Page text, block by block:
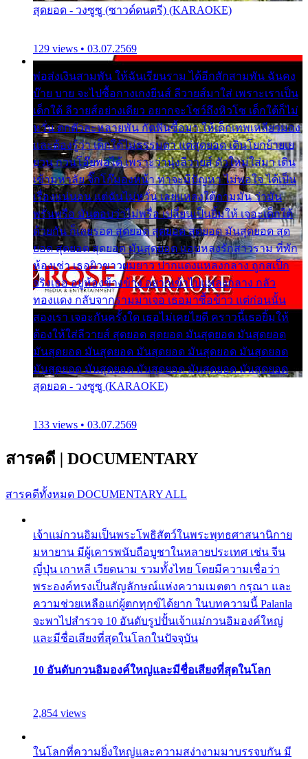
สุดยอด - วงซูซู (ซาวด์ดนตรี) (KARAOKE)
129 views • 03.07.2569
พ่อส่งเงินสามพัน ให้ฉันเรียนราม ได้อีกสักสามพัน ฉันคง
บ๊าย บาย จะไปซื้อกางเกงยีนส์ ลีวายส์มาใส่ เพราะเราเป็น
เด็กใต้ ลีวายส์อย่างเดียว อยากจะโชว์ถึงหิวโซ เด็กใต้ก็ไม่
หวั่น ตกตัวละหลายพัน กัดฟันซื้อมา ให้เด็กเทพเหลียวมอง
และต้องรู้ว่า เด็กใต้ไม่ธรรมดา แต่สุดยอด เดินโยกย้ายเย
ยวน กวนโอ๊ยพอได้ เพราะว่านุ่งลีวายส์ ตัวใหม่ใส่มา เดิน
เข้ามหาลัย จิ๊กโก๊มองหน้า ท่าจะมีปัญหา ไม่พอใจ ได้เป็น
เรื่องแน่นอน แต่ฉันไม่หวั่น เลยแหลงใต้ถามมัน ว่ามัน
พรั่นพรือ มันตอบว่าไม่พรื่อ เปลี่ยนเป็นยิ้มให้ เจอะเด็กใต้
ด้วยกัน ก็เลยรอด สุดยอด สุดยอด สุดยอด มันสุดยอด สุด
ยอด สุดยอด สุดยอด มันสุดยอด แอบหลงรักสาวราม ที่พัก
ห้องเช่า เธอผิวขาวผมยาว ปากแดงแหลงกลาง ถูกสเป็ก
จริงเธอ อยู่ห้องข้างข้าง อยากเข้าไปแหลงกลาง กลัว
ทองแดง กลับจากรามมาเจอ เธอมาซื้อข้าว แต่ก่อนนั้น
สองเรา เจอะกันครั้งใด เธอไม่เคยไยดี คราวนี้เธอยิ้มให้
ต้องให้ใส่ลีวายส์ สุดยอด สุดยอด มันสุดยอด มันสุดยอด
มันสุดยอด มันสุดยอด มันสุดยอด มันสุดยอด มันสุดยอด
มันสุดยอด มันสุดยอด มันสุดยอด มันสุดยอด มันสุดยอด
สุดยอด - วงซูซู (KARAOKE)
133 views • 03.07.2569
สารคดี | DOCUMENTARY
สารคดีทั้งหมด DOCUMENTARY ALL
เจ้าแม่กวนอิมเป็นพระโพธิสัตว์ในพระพุทธศาสนานิกาย
มหายาน มีผู้เคารพนับถือบูชาในหลายประเทศ เช่น จีน
ญี่ปุ่น เกาหลี เวียดนาม รวมทั้งไทย โดยมีความเชื่อว่า
พระองค์ทรงเป็นสัญลักษณ์แห่งความเมตตา กรุณา และ
ความช่วยเหลือแก่ผู้ตกทุกข์ได้ยาก ในบทความนี้ Palanla
จะพาไปสำรวจ 10 อันดับรูปปั้นเจ้าแม่กวนอิมองค์ใหญ่
และมีชื่อเสียงที่สุดในโลกในปัจจุบัน
10 อันดับกวนอิมองค์ใหญ่และมีชื่อเสียงที่สุดในโลก
2,854 views
ในโลกที่ความยิ่งใหญ่และความสง่างามมาบรรจบกัน มี